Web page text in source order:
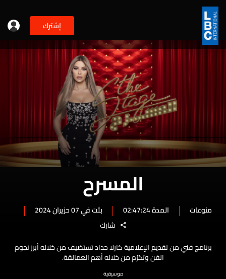
إشترك
المسرح
منوعات المدة 02:47:24
بثت في 07 حزيران 2024
شارك
برنامج فني من تقديم الإعلامية كارلا حداد تستضيف من خلاله أبرز نجوم
الفن وتكرّم من خلاله أهم العمالقة.
موسيقية